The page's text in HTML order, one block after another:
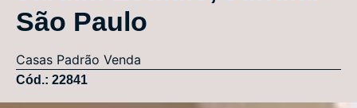
São Paulo
Casas Padrão Venda
Cód.: 22841